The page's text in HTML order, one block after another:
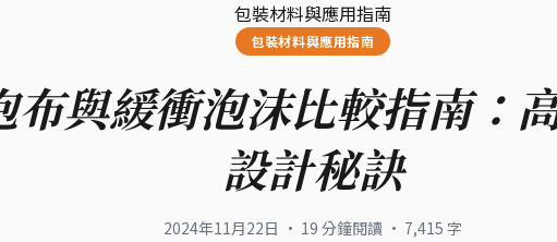
包裝材料與應用指南
包裝材料與應用指南
布與緩衝泡沫比較指南：
設計秘訣
2024年11月22日 · 19 分鐘閱讀 · 7,415 字